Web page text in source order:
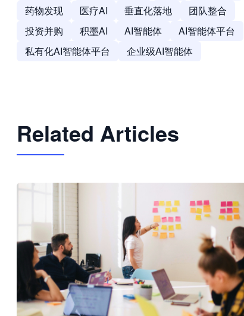
药物发现
医疗AI 垂直化落地
团队整合
投资并购
积墨AI AI智能体
AI智能体平台
私有化AI智能体平台
企业级AI智能体
Related Articles